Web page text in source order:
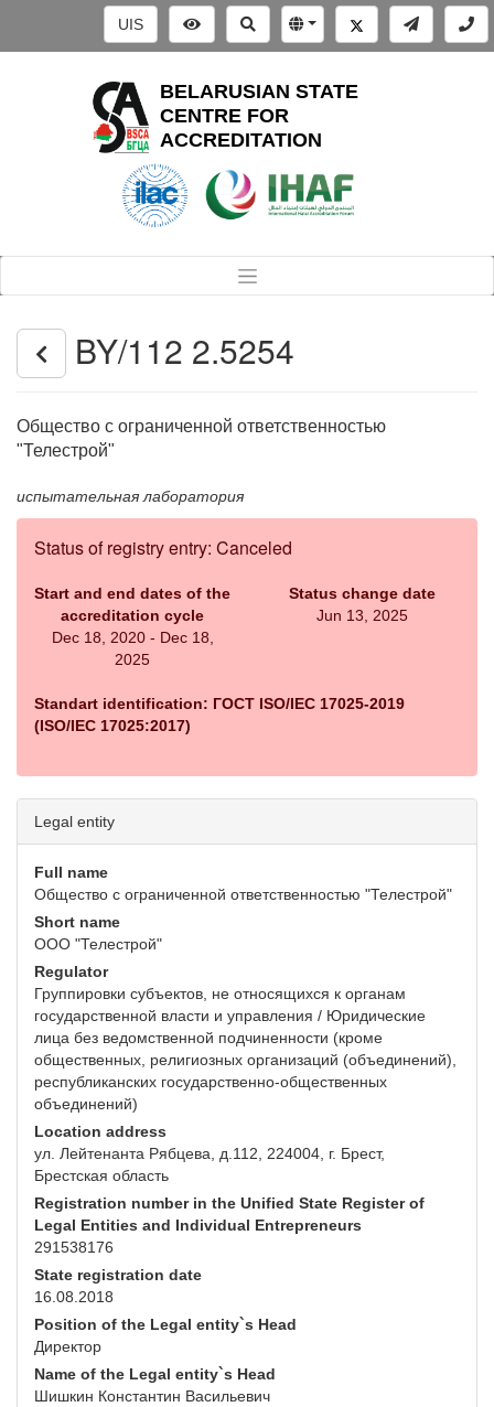
UIS
BELARUSIAN STATE
CENTRE FOR
ACCREDITATION
BY/112 2.5254
Общество с ограниченной ответственностью
"Телестрой"
испытательная лаборатория
Status of registry entry: Canceled
Start and end dates of the
accreditation cycle
Dec 18, 2020 - Dec 18,
2025
Status change date
Jun 13, 2025
Standart identification: ГОСТ ISO/IEC 17025-2019
(ISO/IEC 17025:2017)
Legal entity
Full name
Общество с ограниченной ответственностью "Телестрой"
Short name
ООО "Телестрой"
Regulator
Группировки субъектов, не относящихся к органам
государственной власти и управления / Юридические
лица без ведомственной подчиненности (кроме
общественных, религиозных организаций (объединений),
республиканских государственно-общественных
объединений)
Location address
ул. Лейтенанта Рябцева, д.112, 224004, г. Брест,
Брестская область
Registration number in the Unified State Register of
Legal Entities and Individual Entrepreneurs
291538176
State registration date
16.08.2018
Position of the Legal entity`s Head
Директор
Name of the Legal entity`s Head
Шишкин Константин Васильевич